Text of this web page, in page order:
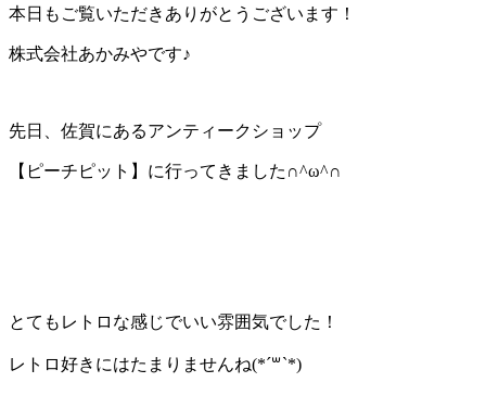
本日もご覧いただきありがとうございます！
株式会社あかみやです♪
先日、佐賀にあるアンティークショップ
【ピーチピット】に行ってきました∩^ω^∩
とてもレトロな感じでいい雰囲気でした！
レトロ好きにはたまりませんね(*´꒳`*)